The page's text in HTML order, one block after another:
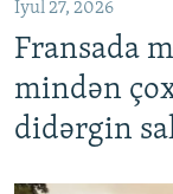
İyul 27, 2026
Fransada
mindən
didərgin